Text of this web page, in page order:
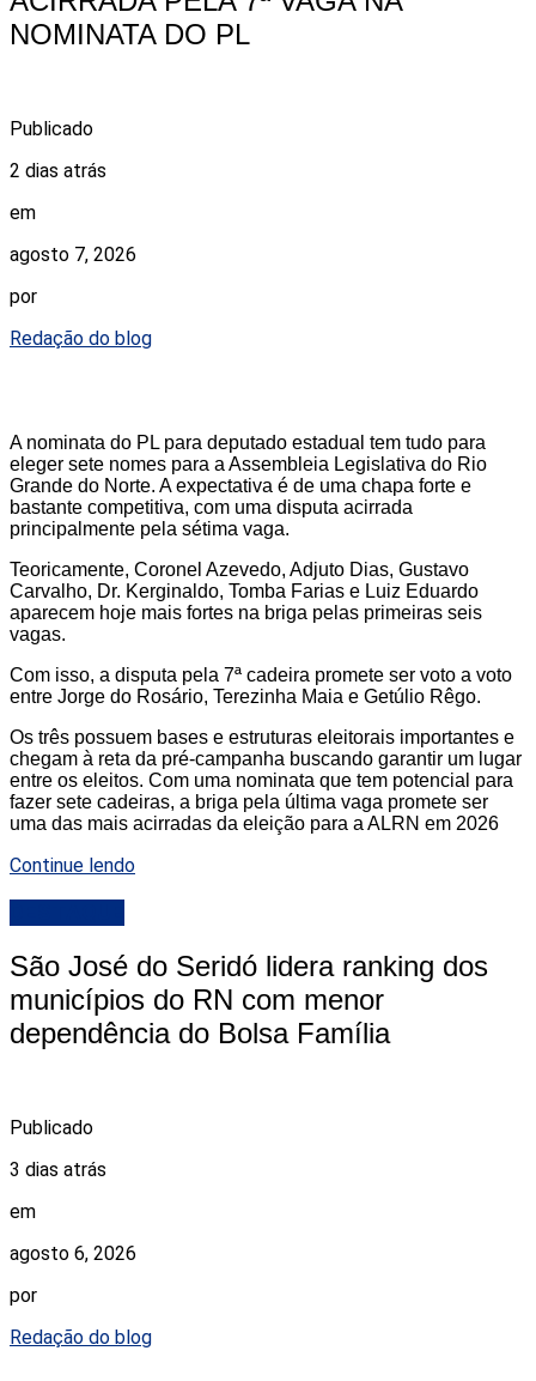
NOMINATA DO PL
Publicado
2 dias atrás
em
agosto 7, 2026
por
Redação do blog
A nominata do PL para deputado estadual tem tudo para
eleger sete nomes para a Assembleia Legislativa do Rio
Grande do Norte. A expectativa é de uma chapa forte e
bastante competitiva, com uma disputa acirrada
principalmente pela sétima vaga.
Teoricamente, Coronel Azevedo, Adjuto Dias, Gustavo
Carvalho, Dr. Kerginaldo, Tomba Farias e Luiz Eduardo
aparecem hoje mais fortes na briga pelas primeiras seis
vagas.
Com isso, a disputa pela 7ª cadeira promete ser voto a voto
entre Jorge do Rosário, Terezinha Maia e Getúlio Rêgo.
Os três possuem bases e estruturas eleitorais importantes e
chegam à reta da pré-campanha buscando garantir um lugar
entre os eleitos. Com uma nominata que tem potencial para
fazer sete cadeiras, a briga pela última vaga promete ser
uma das mais acirradas da eleição para a ALRN em 2026
Continue lendo
São José do Seridó lidera ranking dos
municípios do RN com menor
dependência do Bolsa Família
Publicado
3 dias atrás
em
agosto 6, 2026
por
Redação do blog